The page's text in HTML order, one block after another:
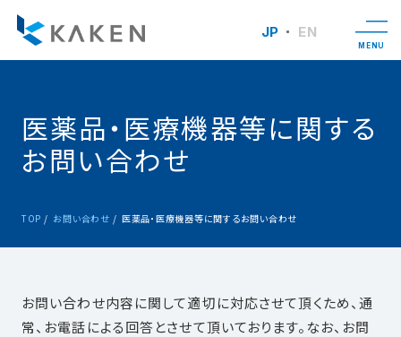
JP EN
MENU
医薬品・医療機器等に関する
お問い合わせ
TOP お問い合わせ 医薬品・医療機器等に関するお問い合わせ
お問い合わせ内容に関して適切に対応させて頂くため、通
常、お電話による回答とさせて頂いております。なお、お問